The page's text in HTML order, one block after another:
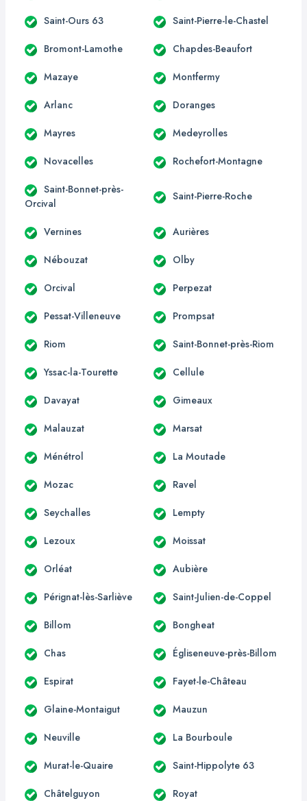
Saint-Ours 63 Saint-Pierre-le-Chastel
Bromont-Lamothe Chapdes-Beaufort
Mazaye Montfermy
Arlanc Doranges
Mayres Medeyrolles
Novacelles Rochefort-Montagne
Saint-Bonnet-près-
Orcival
Saint-Pierre-Roche
Vernines Aurières
Nébouzat Olby
Orcival Perpezat
Pessat-Villeneuve Prompsat
Riom Saint-Bonnet-près-Riom
Yssac-la-Tourette Cellule
Davayat Gimeaux
Malauzat Marsat
Ménétrol La Moutade
Mozac Ravel
Seychalles Lempty
Lezoux Moissat
Orléat Aubière
Pérignat-lès-Sarliève Saint-Julien-de-Coppel
Billom Bongheat
Chas Égliseneuve-près-Billom
Espirat Fayet-le-Château
Glaine-Montaigut Mauzun
Neuville La Bourboule
Murat-le-Quaire Saint-Hippolyte 63
Châtelguyon Royat